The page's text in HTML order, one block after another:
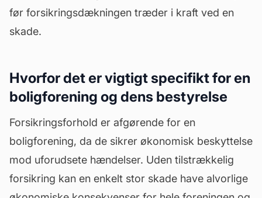
før forsikringsdækningen træder i kraft ved en
skade.
Hvorfor det er vigtigt specifikt for en
boligforening og dens bestyrelse
Forsikringsforhold er afgørende for en
boligforening, da de sikrer økonomisk beskyttelse
mod uforudsete hændelser. Uden tilstrækkelig
forsikring kan en enkelt stor skade have alvorlige